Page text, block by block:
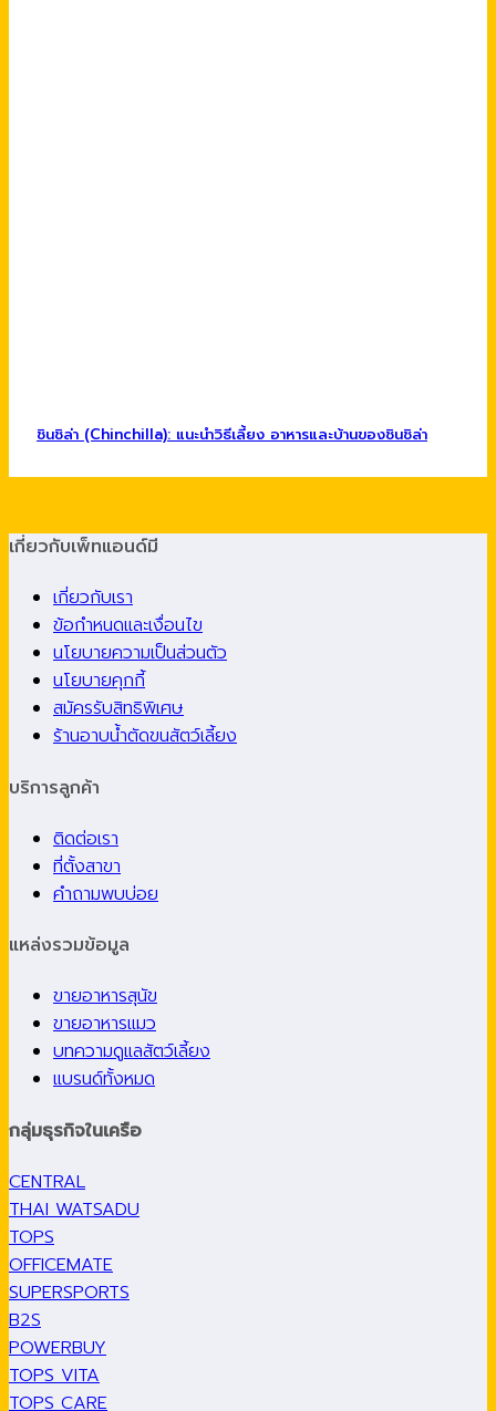
ชินชิล่า (Chinchilla): แนะนำวิธีเลี้ยง อาหารและบ้านของชินชิล่า
เกี่ยวกับเพ็ทแอนด์มี
เกี่ยวกับเรา
ข้อกำหนดและเงื่อนไข
นโยบายความเป็นส่วนตัว
นโยบายคุกกี้
สมัครรับสิทธิพิเศษ
ร้านอาบน้ำตัดขนสัตว์เลี้ยง
บริการลูกค้า
ติดต่อเรา
ที่ตั้งสาขา
คำถามพบบ่อย
แหล่งรวมข้อมูล
ขายอาหารสุนัข
ขายอาหารแมว
บทความดูแลสัตว์เลี้ยง
แบรนด์ทั้งหมด
กลุ่มธุรกิจในเครือ
CENTRAL
THAI WATSADU
TOPS
OFFICEMATE
SUPERSPORTS
B2S
POWERBUY
TOPS VITA
TOPS CARE